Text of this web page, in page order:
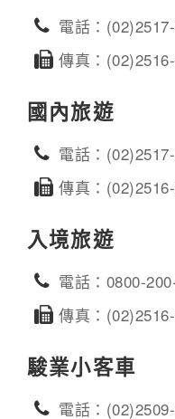
電話：
傳真：
國內旅遊
電話：
傳真：
入境旅遊
電話：0800-
傳真：
駿業小客車
電話：